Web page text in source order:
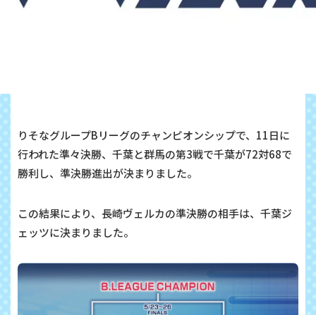
りそなグループBリーグのチャンピオンシップで、11日に
行われた準々決勝、千葉と群馬の第3戦で千葉が72対68で
勝利し、準決勝進出が決まりました。
この結果により、長崎ヴェルカの準決勝の相手は、千葉ジ
ェッツに決まりました。